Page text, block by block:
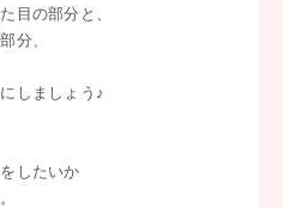
目の部分と、
分、
しましょう♪
したいか